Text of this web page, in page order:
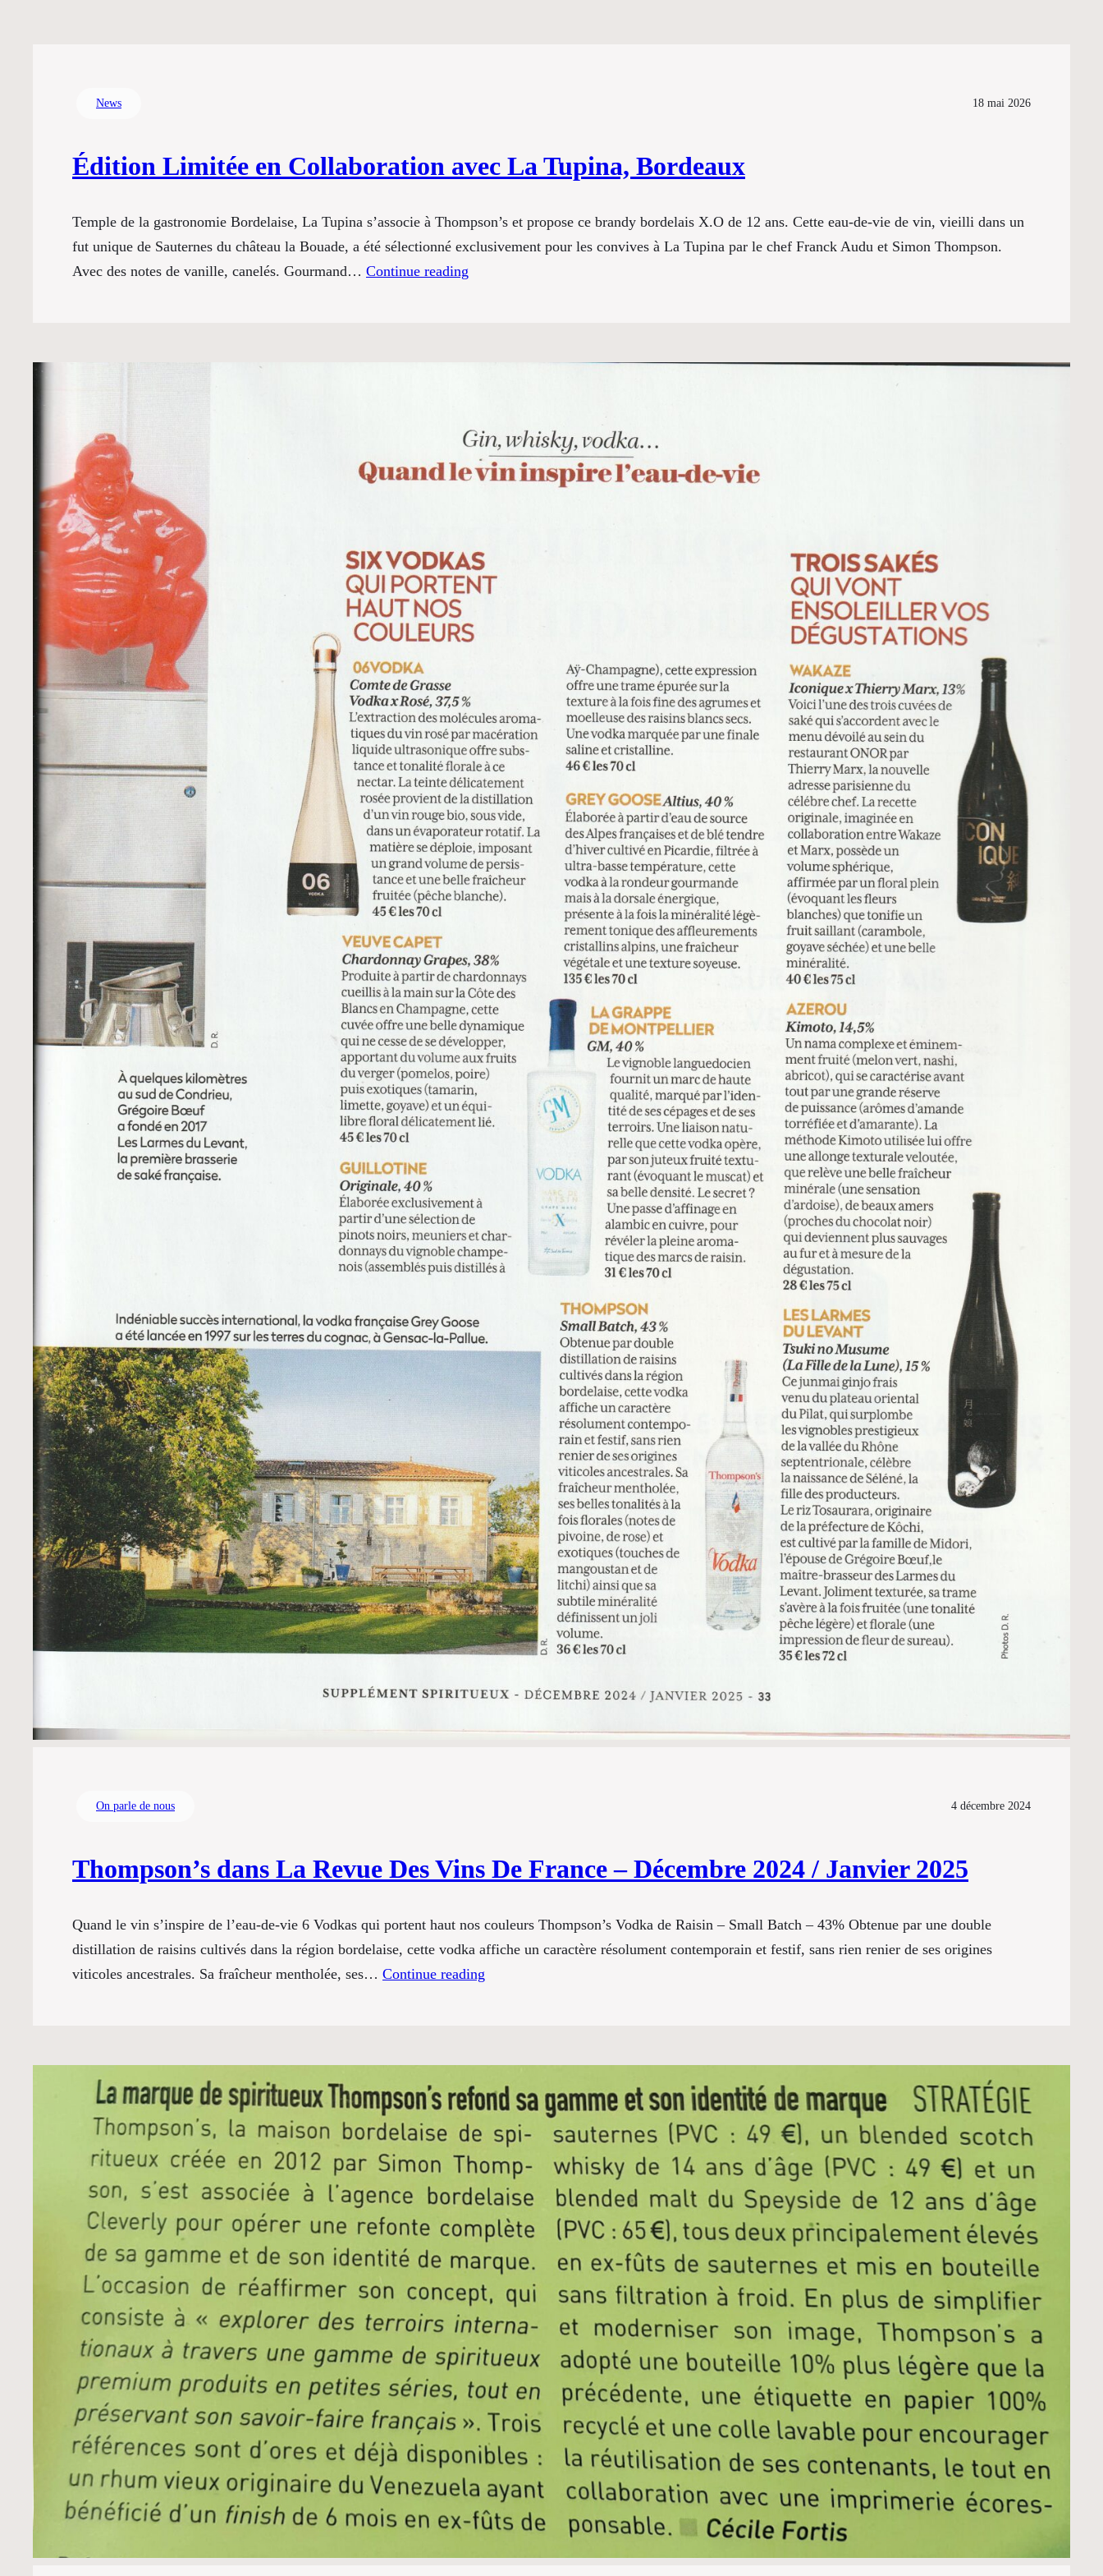
News 18 mai 2026
Édition Limitée en Collaboration avec La Tupina, Bordeaux
Temple de la gastronomie Bordelaise, La Tupina s’associe à Thompson’s et propose ce brandy bordelais X.O de 12 ans. Cette eau-de-vie de vin, vieilli dans un
fut unique de Sauternes du château la Bouade, a été sélectionné exclusivement pour les convives à La Tupina par le chef Franck Audu et Simon Thompson.
Avec des notes de vanille, canelés. Gourmand… Continue reading
On parle de nous 4 décembre 2024
Thompson’s dans La Revue Des Vins De France – Décembre 2024 / Janvier 2025
Quand le vin s’inspire de l’eau-de-vie 6 Vodkas qui portent haut nos couleurs Thompson’s Vodka de Raisin – Small Batch – 43% Obtenue par une double
distillation de raisins cultivés dans la région bordelaise, cette vodka affiche un caractère résolument contemporain et festif, sans rien renier de ses origines
viticoles ancestrales. Sa fraîcheur mentholée, ses… Continue reading